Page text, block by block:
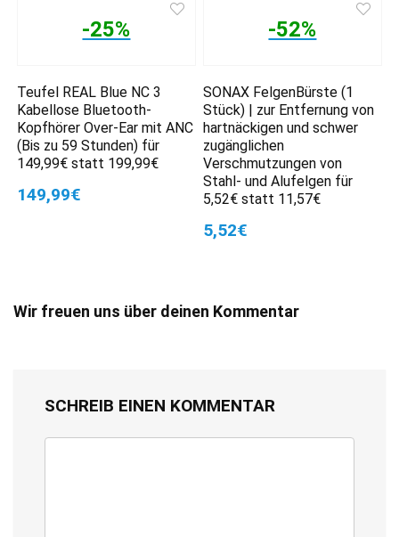
-25%
Teufel REAL Blue NC 3
Kabellose Bluetooth-
Kopfhörer Over-Ear mit ANC
(Bis zu 59 Stunden) für
149,99€ statt 199,99€
149,99€
-52%
SONAX FelgenBürste (1
Stück) | zur Entfernung von
hartnäckigen und schwer
zugänglichen
Verschmutzungen von
Stahl- und Alufelgen für
5,52€ statt 11,57€
5,52€
Wir freuen uns über deinen Kommentar
SCHREIB EINEN KOMMENTAR